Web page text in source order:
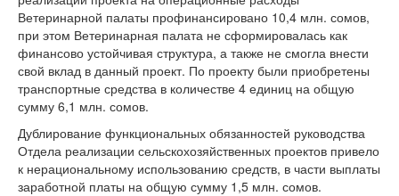
Ветеринарной палаты профинансировано 10,4 млн. сомов,
при этом Ветеринарная палата не сформировалась как
финансово устойчивая структура, а также не смогла внести
свой вклад в данный проект. По проекту были приобретены
транспортные средства в количестве 4 единиц на общую
сумму 6,1 млн. сомов.
Дублирование функциональных обязанностей руководства
Отдела реализации сельскохозяйственных проектов привело
к нерациональному использованию средств, в части выплаты
заработной платы на общую сумму 1,5 млн. сомов.